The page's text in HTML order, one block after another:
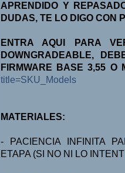
APRENDIDO Y
DUDAS, TE LO DIGO CON
ENTRA AQUI PARA
DOWNGRADEABLE,
FIRMWARE BASE 3,55 O
title=SKU_Models
MATERIALES:
- PACIENCIA INFINITA
ETAPA (SI NO NI LO